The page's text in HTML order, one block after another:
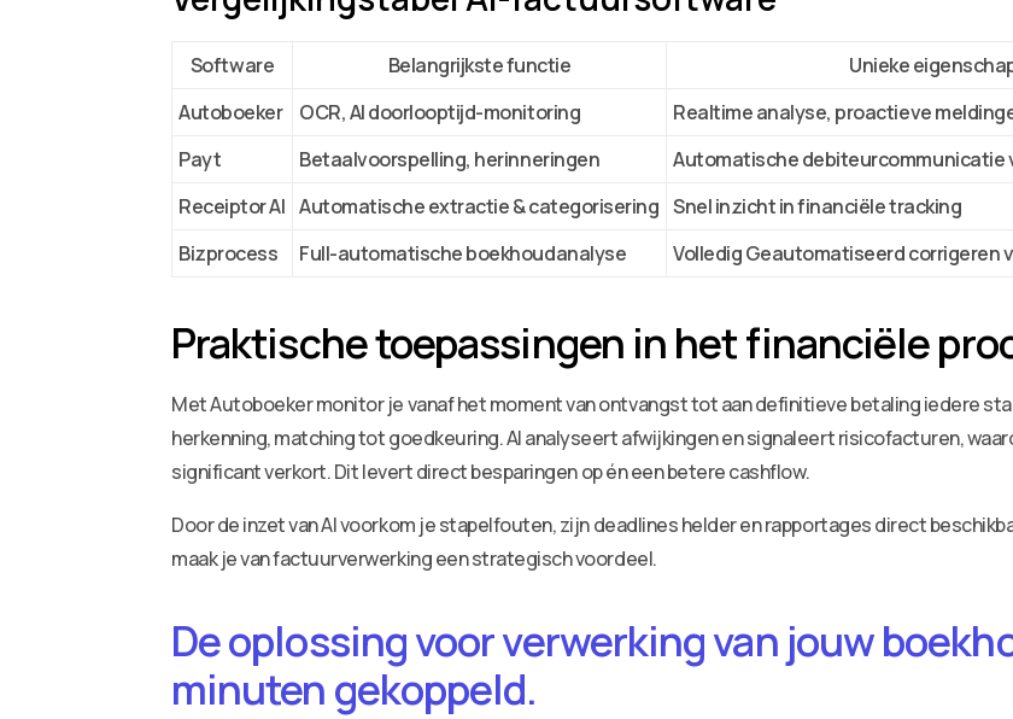
Software Belangrijkste functie
Unieke
Autoboeker
OCR, AI doorlooptijd-monitoring
Realtime analyse, proactieve
Payt
Betaalvoorspelling, herinneringen
Automatische debiteurcommunicatie
Receiptor AI Automatische extractie & categorisering Snel inzicht in financiële tracking
Bizprocess
Full-automatische boekhoudanalyse Volledig Geautomatiseerd corrigeren
Praktische toepassingen in het financiële
Met Autoboeker monitor je vanaf het moment van ontvangst tot aan definitieve betaling iedere
herkenning, matching tot goedkeuring. AI analyseert afwijkingen en signaleert risicofacturen,
significant verkort. Dit levert direct besparingen op én een betere cashflow.
Door de inzet van AI voorkom je stapelfouten, zijn deadlines helder en rapportages direct
maak je van factuurverwerking een strategisch voordeel.
De oplossing voor verwerking van jouw
minuten gekoppeld.